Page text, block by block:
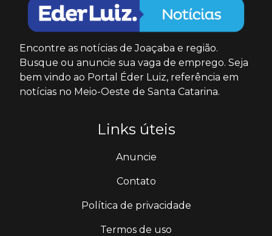
Encontre as notícias de Joaçaba e região.
Busque ou anuncie sua vaga de emprego. Seja
bem vindo ao Portal Éder Luiz, referência em
notícias no Meio-Oeste de Santa Catarina.
Links úteis
Anuncie
Contato
Política de privacidade
Termos de uso